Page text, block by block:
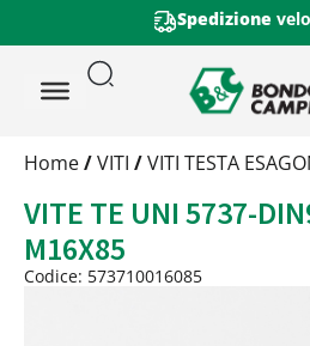
Spedizione
Trattamento
Peso
Quantità
Trattamento:grezzo
Home/VITI /VITI TESTA
VITE TE UNI 5737-
M16X85
Codice: 573710016085